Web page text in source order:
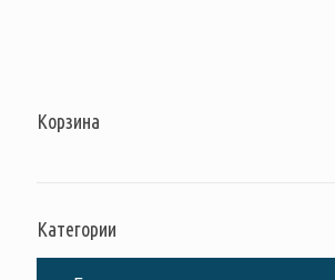
Корзина
Категории